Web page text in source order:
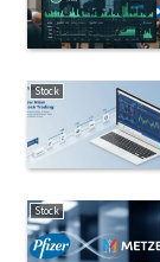
Stock
Stock